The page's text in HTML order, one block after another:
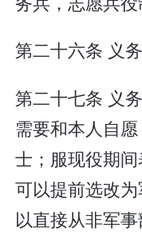
第二十六条 义
第二十七条 义
需要和本人自
士；服现役期
可以提前选改
以直接从非军